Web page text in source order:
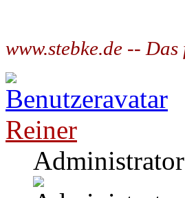
www.stebke.de --
Reiner
Administrator